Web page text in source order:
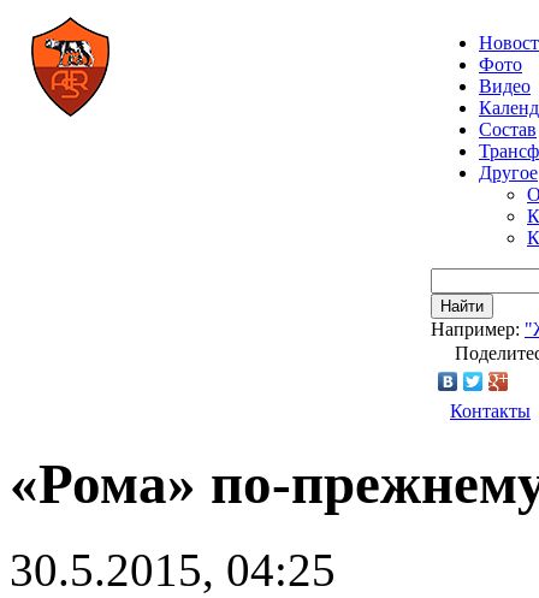
Фото
Видео
Состав
Другое
Найти
Например:
Контакты
«Рома» по-
30.5.2015, 04:25